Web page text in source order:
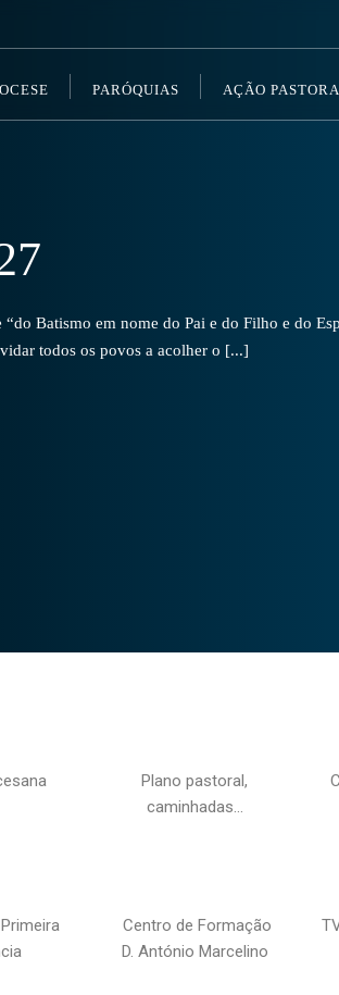
PARÓQUIAS AÇÃO
Batismo em nome do Pai e do Filho e do
todos os povos a acolher o [...]
Plano pastoral,
caminhadas…
Centro de Formação
D. António Marcelino